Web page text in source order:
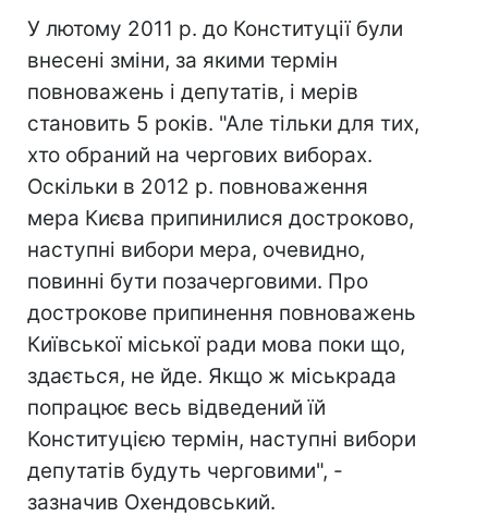
У лютому 2011 р. до Конституції були
внесені зміни, за якими термін
повноважень і депутатів, і мерів
становить 5 років. "Але тільки для тих,
хто обраний на чергових виборах.
Оскільки в 2012 р. повноваження
мера Києва припинилися достроково,
наступні вибори мера, очевидно,
повинні бути позачерговими. Про
дострокове припинення повноважень
Київської міської ради мова поки що,
здається, не йде. Якщо ж міськрада
попрацює весь відведений їй
Конституцією термін, наступні вибори
депутатів будуть черговими", -
зазначив Охендовський.